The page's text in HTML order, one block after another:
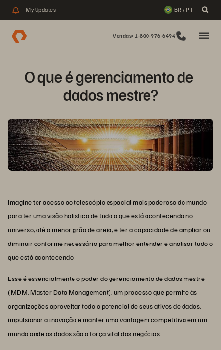
My Updates BR / PT
Vendas: 1-800-976-6494
O que é gerenciamento de
dados mestre?
Imagine ter acesso ao telescópio espacial mais poderoso do mundo
para ter uma visão holística de tudo o que está acontecendo no
universo, até o menor grão de areia, e ter a capacidade de ampliar ou
diminuir conforme necessário para melhor entender e analisar tudo o
que está acontecendo.
Esse é essencialmente o poder do gerenciamento de dados mestre
(MDM, Master Data Management), um processo que permite às
organizações aproveitar todo o potencial de seus ativos de dados,
impulsionar a inovação e manter uma vantagem competitiva em um
mundo onde os dados são a força vital dos negócios.